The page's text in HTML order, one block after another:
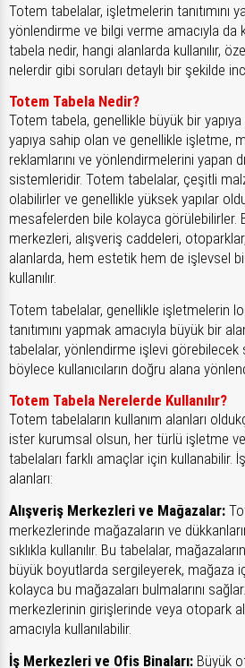
Totem tabelalar, işletmelerin tanıtımını
yönlendirme ve bilgi verme amacıyla da
tabela nedir, hangi alanlarda kullanılır,
nelerdir gibi soruları detaylı bir şekilde
Totem Tabela Nedir?
Totem tabela, genellikle büyük bir
yapıya sahip olan ve genellikle işletme,
reklamlarını ve yönlendirmelerini yapan
sistemleridir. Totem tabelalar, çeşitli
olabilirler ve genellikle yüksek yapılar
mesafelerden bile kolayca görülebilirler.
merkezleri, alışveriş caddeleri,
alanlarda, hem estetik hem de işlevsel
kullanılır.
Totem tabelalar, genellikle işletmelerin
tanıtımını yapmak amacıyla büyük bir
tabelalar, yönlendirme işlevi görebilecek
böylece kullanıcıların doğru alana
Totem Tabela Nerelerde Kullanılır?
Totem tabelaların kullanım alanları
ister kurumsal olsun, her türlü işletme
tabelaları farklı amaçlar için kullanabilir.
alanları:
Alışveriş Merkezleri ve Mağazalar:
merkezlerinde mağazaların ve
sıklıkla kullanılır. Bu tabelalar,
büyük boyutlarda sergileyerek, mağaza
kolayca bu mağazaları bulmalarını
merkezlerinin girişlerinde veya otopark
amacıyla kullanılabilir.
İş Merkezleri ve Ofis Binaları: Büyük